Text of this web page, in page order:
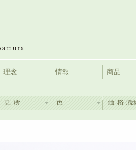
理念 情報 商品